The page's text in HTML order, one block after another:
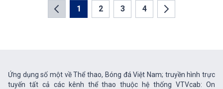
1
2 3 4
Ứng dụng số một về Thể thao, Bóng đá Việt Nam; truyền hình trực
tuyến tất cả các kênh thể thao thuộc hệ thống VTVcab: On